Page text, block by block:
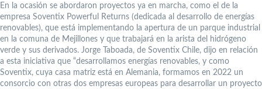
En la ocasión se abordaron proyectos ya en marcha, como el de la
empresa Soventix Powerful Returns (dedicada al desarrollo de energías
renovables), que está implementando la apertura de un parque industrial
en la comuna de Mejillones y que trabajará en la arista del hidrógeno
verde y sus derivados. Jorge Taboada, de Soventix Chile, dijo en relación
a esta iniciativa que “desarrollamos energías renovables, y como
Soventix, cuya casa matriz está en Alemania, formamos en 2022 un
consorcio con otras dos empresas europeas para desarrollar un proyecto